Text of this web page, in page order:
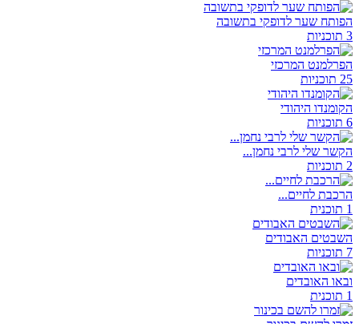
הפותח שער לדופקי בתשובה
3 תוכניות
הפרלמנט המרכזי
25 תוכניות
הקומנדו היהודי
6 תוכניות
הקשר שלי לרבי נחמן...
2 תוכניות
הרכבת לחיים...
1 תוכנית
השבטים האבודים
7 תוכניות
ובאו האובדים
1 תוכנית